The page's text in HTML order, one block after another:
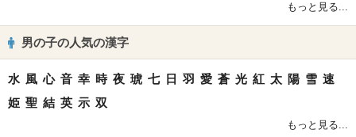
もっと見る...
男の子の人気の漢字
水 風 心 音 幸 時 夜 琥 七 日 羽 愛 蒼 光 紅 太 陽 雪 速
姫 聖 結 英 示 双
もっと見る...